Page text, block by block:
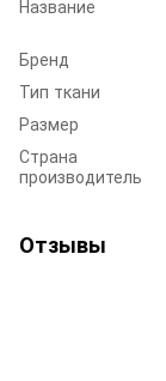
Название
Бренд
Тип ткани
Размер
Страна
производитель
Отзывы